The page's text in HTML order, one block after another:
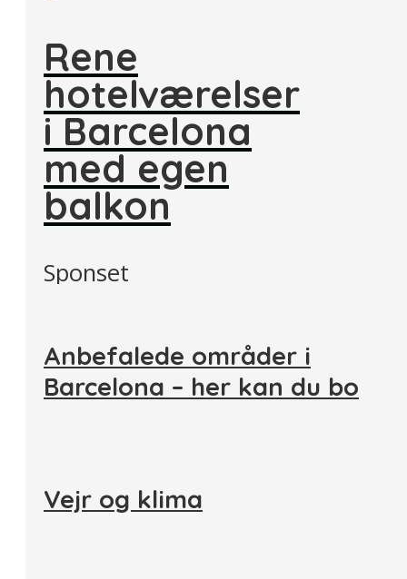
Rene
hotelværelser
i Barcelona
med egen
balkon
Sponset
Anbefalede områder i
Barcelona – her kan du bo
Vejr og klima